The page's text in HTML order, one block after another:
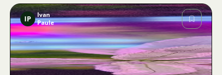
Zdjęcie
IP
Ivan
Paule